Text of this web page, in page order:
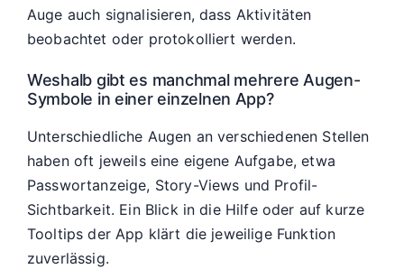
Auge auch signalisieren, dass Aktivitäten
beobachtet oder protokolliert werden.
Weshalb gibt es manchmal mehrere Augen-
Symbole in einer einzelnen App?
Unterschiedliche Augen an verschiedenen Stellen
haben oft jeweils eine eigene Aufgabe, etwa
Passwortanzeige, Story-Views und Profil-
Sichtbarkeit. Ein Blick in die Hilfe oder auf kurze
Tooltips der App klärt die jeweilige Funktion
zuverlässig.